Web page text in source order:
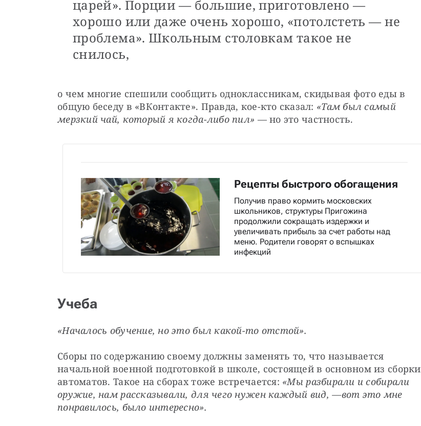
царей». Порции — ​большие, приготовлено — ​
хорошо или даже очень хорошо, «потолстеть — ​не
проблема». Школьным столовкам такое не
снилось,
о чем многие спешили сообщить одноклассникам, скидывая фото еды в
общую беседу в «ВКонтакте». Правда, кое-кто сказал: «Там был самый
мерзкий чай, который я когда-либо пил» — ​но это частность.
Рецепты быстрого обогащения
Получив право кормить московских
школьников, структуры Пригожина
продолжили сокращать издержки и
увеличивать прибыль за счет работы над
меню. Родители говорят о вспышках
инфекций
Учеба
«Началось обучение, но это был какой-то отстой».
Сборы по содержанию своему должны заменять то, что называется
начальной военной подготовкой в школе, состоящей в основном из сборки
автоматов. Такое на сборах тоже встречается: «Мы разбирали и собирали
оружие, нам рассказывали, для чего нужен каждый вид, —​вот это мне
понравилось, было интересно».